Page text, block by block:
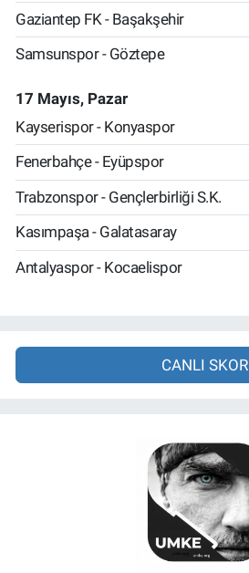
Gaziantep FK - Başakşehir
Samsunspor - Göztepe
17 Mayıs, Pazar
Kayserispor - Konyaspor
Fenerbahçe - Eyüpspor
Trabzonspor - Gençlerbirliği S.K.
Kasımpaşa - Galatasaray
Antalyaspor - Kocaelispor
CANLI SKOR